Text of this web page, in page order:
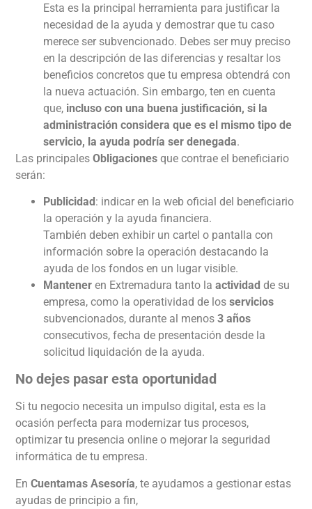
Esta es la principal herramienta para justificar la
necesidad de la ayuda y demostrar que tu caso
merece ser subvencionado. Debes ser muy preciso
en la descripción de las diferencias y resaltar los
beneficios concretos que tu empresa obtendrá con
la nueva actuación. Sin embargo, ten en cuenta
que, incluso con una buena justificación, si la
administración considera que es el mismo tipo de
servicio, la ayuda podría ser denegada.
Las principalesObligacionesque contrae el beneficiario
serán:
Publicidad: indicar en la web oficial del beneficiario
la operación y la ayuda financiera.
También deben exhibir un cartel o pantalla con
información sobre la operación destacando la
ayuda de los fondos en un lugar visible.
Manteneren Extremadura tanto laactividadde su
empresa, como la operatividad de losservicios
subvencionados, durante al menos3 años
consecutivos, fecha de presentación desde la
solicitud liquidación de la ayuda.
No dejes pasar esta oportunidad
Si tu negocio necesita un impulso digital, esta es la
ocasión perfecta para modernizar tus procesos,
optimizar tu presencia online o mejorar la seguridad
informática de tu empresa.
EnCuentamas Asesoría, te ayudamos a gestionar estas
ayudas de principio a fin,